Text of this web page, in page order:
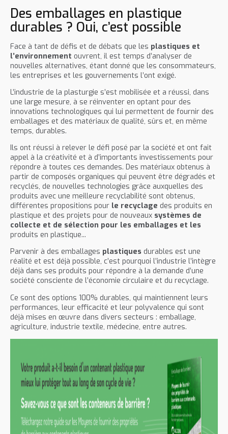
Des emballages en plastique
durables ? Oui, c’est possible
Face à tant de défis et de débats que les plastiques et
l’environnement ouvrent, il est temps d’analyser de
nouvelles alternatives, étant donné que les consommateurs,
les entreprises et les gouvernements l’ont exigé.
L’industrie de la plasturgie s’est mobilisée et a réussi, dans
une large mesure, à se réinventer en optant pour des
innovations technologiques qui lui permettent de fournir des
emballages et des matériaux de qualité, sûrs et, en même
temps, durables.
Ils ont réussi à relever le défi posé par la société et ont fait
appel à la créativité et à d’importants investissements pour
répondre à toutes ces demandes. Des matériaux obtenus à
partir de composés organiques qui peuvent être dégradés et
recyclés, de nouvelles technologies grâce auxquelles des
produits avec une meilleure recyclabilité sont obtenus,
différentes propositions pour le recyclage des produits en
plastique et des projets pour de nouveaux systèmes de
collecte et de sélection pour les emballages et les
produits en plastique...
Parvenir à des emballages plastiques durables est une
réalité et est déjà possible, c’est pourquoi l’industrie l’intègre
déjà dans ses produits pour répondre à la demande d’une
société consciente de l’économie circulaire et du recyclage.
Ce sont des options 100% durables, qui maintiennent leurs
performances, leur efficacité et leur polyvalence qui sont
déjà mises en œuvre dans divers secteurs : emballage,
agriculture, industrie textile, médecine, entre autres.